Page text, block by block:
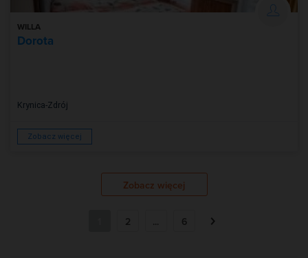
WILLA
Dorota
Krynica-Zdrój
Zobacz więcej
Zobacz więcej
2 ... 6